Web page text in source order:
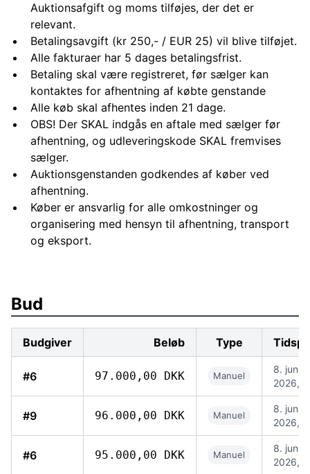
Auktionsafgift og moms tilføjes, der det er
relevant.
Betalingsavgift (kr 250,- / EUR 25) vil blive tilføjet.
Alle fakturaer har 5 dages betalingsfrist.
Betaling skal være registreret, før sælger kan
kontaktes for afhentning af købte genstande
Alle køb skal afhentes inden 21 dage.
OBS! Der SKAL indgås en aftale med sælger før
afhentning, og udleveringskode SKAL fremvises
sælger.
Auktionsgenstanden godkendes af køber ved
afhentning.
Køber er ansvarlig for alle omkostninger og
organisering med hensyn til afhentning, transport
og eksport.
Bud
Budgiver Beløb Type
#6 97.000,00 DKK Manuel
8. jun.
2026,
#9 96.000,00 DKK Manuel
8. jun.
2026,
#6 95.000,00 DKK Manuel
8. jun.
2026,